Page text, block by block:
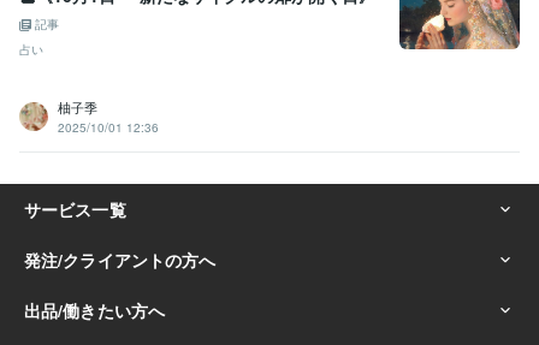
記事
占い
柚子季
2025/10/01 12:36